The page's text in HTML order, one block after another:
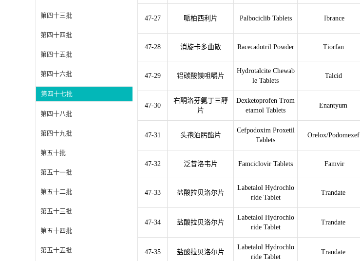
第四十三批
第四十四批
第四十五批
第四十六批
第四十七批
第四十八批
第四十九批
第五十批
第五十一批
第五十二批
第五十三批
第五十四批
第五十五批
47-27 哌柏西利片 Palbociclib Tablets Ibrance
47-28 消旋卡多曲散 Racecadotril Powder Tiorfan
47-29 铝碳酸镁咀嚼片
Hydrotalcite Chewab
le Tablets
Talcid
47-30
右酮洛芬氨丁三醇
片
Dexketoprofen Trom
etamol Tablets
Enantyum
47-31 头孢泊肟酯片
Cefpodoxim Proxetil
Tablets
Orelox/Podomexef
47-32 泛昔洛韦片 Famciclovir Tablets Famvir
47-33 盐酸拉贝洛尔片
Labetalol Hydrochlo
ride Tablet
Trandate
47-34 盐酸拉贝洛尔片
Labetalol Hydrochlo
ride Tablet
Trandate
47-35 盐酸拉贝洛尔片
Labetalol Hydrochlo
ride Tablet
Trandate